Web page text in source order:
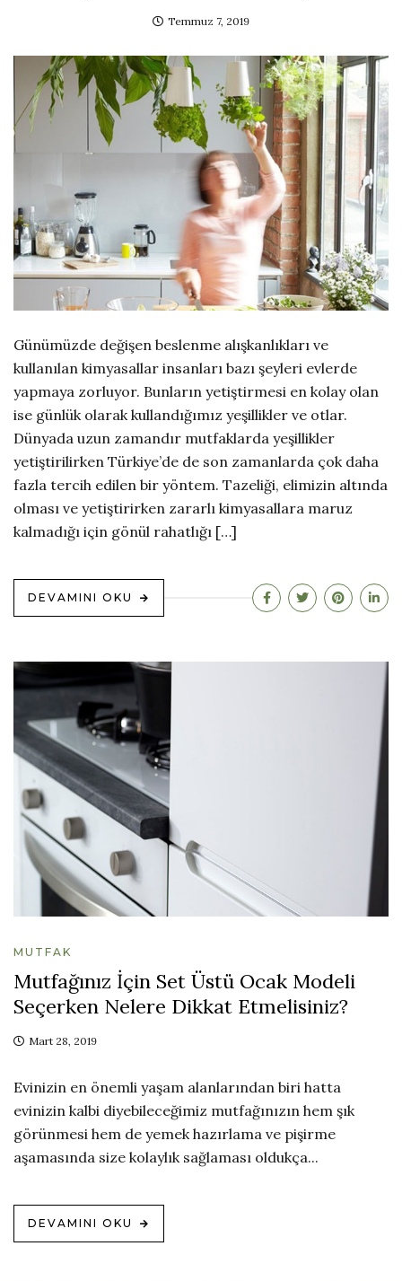
Temmuz 7, 2019
Günümüzde değişen beslenme alışkanlıkları ve
kullanılan kimyasallar insanları bazı şeyleri evlerde
yapmaya zorluyor. Bunların yetiştirmesi en kolay olan
ise günlük olarak kullandığımız yeşillikler ve otlar.
Dünyada uzun zamandır mutfaklarda yeşillikler
yetiştirilirken Türkiye’de de son zamanlarda çok daha
fazla tercih edilen bir yöntem. Tazeliği, elimizin altında
olması ve yetiştirirken zararlı kimyasallara maruz
kalmadığı için gönül rahatlığı […]
DEVAMINI OKU
MUTFAK
Mutfağınız İçin Set Üstü Ocak Modeli
Seçerken Nelere Dikkat Etmelisiniz?
Mart 28, 2019
Evinizin en önemli yaşam alanlarından biri hatta
evinizin kalbi diyebileceğimiz mutfağınızın hem şık
görünmesi hem de yemek hazırlama ve pişirme
aşamasında size kolaylık sağlaması oldukça...
DEVAMINI OKU